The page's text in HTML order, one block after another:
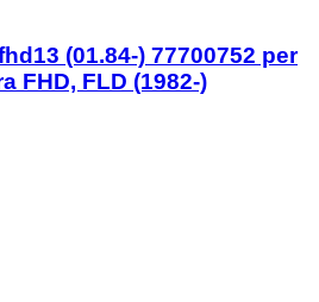
(01.84-) 77700752 per
FHD, FLD (1982-)